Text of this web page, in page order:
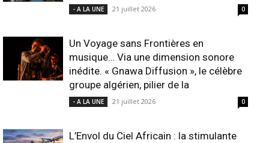
- A LA UNE 21 juillet 2026 0
Un Voyage sans Frontières en
musique… Via une dimension sonore
inédite. « Gnawa Diffusion », le célèbre
groupe algérien, pilier de la
- A LA UNE 21 juillet 2026 0
L’Envol du Ciel Africain : la stimulante